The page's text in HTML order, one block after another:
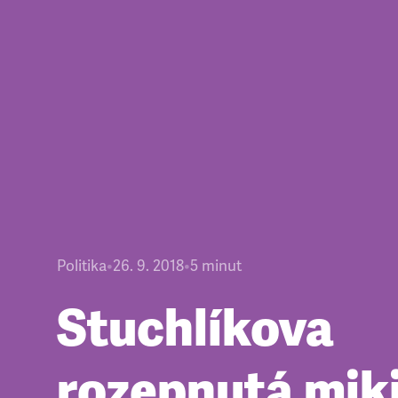
Politika•26. 9. 2018•5 minut
Stuchlíkova